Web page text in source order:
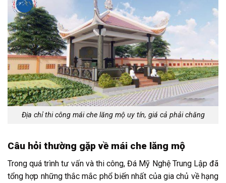
Địa chỉ thi công mái che lăng mộ uy tín, giá cả phải chăng
Câu hỏi thường gặp về mái che lăng mộ
Trong quá trình tư vấn và thi công, Đá Mỹ Nghệ Trung Lập đã
tổng hợp những thắc mắc phổ biến nhất của gia chủ về hạng